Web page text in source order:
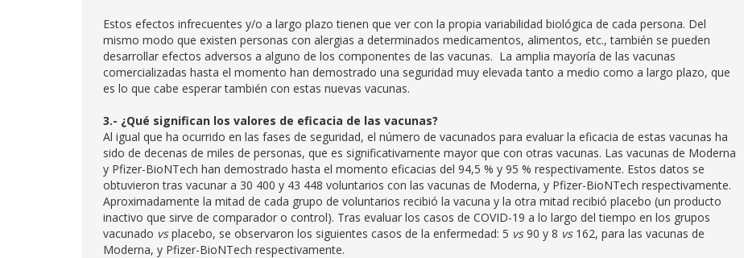
Estos efectos infrecuentes y/o a largo plazo tienen que ver con la propia variabilidad biológica de cada persona. Del
mismo modo que existen personas con alergias a determinados medicamentos, alimentos, etc., también se pueden
desarrollar efectos adversos a alguno de los componentes de las vacunas. La amplia mayoría de las vacunas
comercializadas hasta el momento han demostrado una seguridad muy elevada tanto a medio como a largo plazo, que
es lo que cabe esperar también con estas nuevas vacunas.
3.- ¿Qué significan los valores de eficacia de las vacunas?
Al igual que ha ocurrido en las fases de seguridad, el número de vacunados para evaluar la eficacia de estas vacunas ha
sido de decenas de miles de personas, que es significativamente mayor que con otras vacunas. Las vacunas de Moderna
y Pfizer-BioNTech han demostrado hasta el momento eficacias del 94,5 % y 95 % respectivamente. Estos datos se
obtuvieron tras vacunar a 30 400 y 43 448 voluntarios con las vacunas de Moderna, y Pfizer-BioNTech respectivamente.
Aproximadamente la mitad de cada grupo de voluntarios recibió la vacuna y la otra mitad recibió placebo (un producto
inactivo que sirve de comparador o control). Tras evaluar los casos de COVID-19 a lo largo del tiempo en los grupos
vacunado vsplacebo, se observaron los siguientes casos de la enfermedad: 5 vs90 y 8 vs162, para las vacunas de
Moderna, y Pfizer-BioNTech respectivamente.